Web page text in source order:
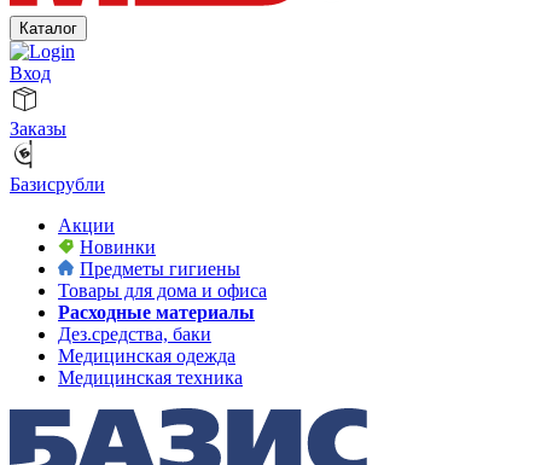
Каталог
Вход
Заказы
Базисрубли
Акции
Новинки
Предметы гигиены
Товары для дома и офиса
Расходные материалы
Дез.средства, баки
Медицинская одежда
Медицинская техника